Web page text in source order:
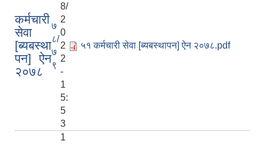
कर्मचारी
सेवा
[ब्यबस्था
पन] ऐन
२०७८
७
८/
७
९
8/
2
0
2
2
-
1
5:
5
3
५१ कर्मचारी सेवा [ब्यबस्थापन] ऐन २०७८.pdf
1